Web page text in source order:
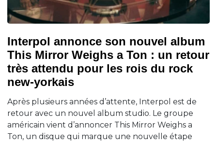
Interpol annonce son nouvel album
This Mirror Weighs a Ton : un retour
très attendu pour les rois du rock
new-yorkais
Après plusieurs années d’attente, Interpol est de
retour avec un nouvel album studio. Le groupe
américain vient d’annoncer This Mirror Weighs a
Ton, un disque qui marque une nouvelle étape